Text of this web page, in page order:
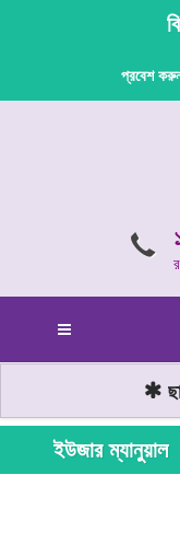
প্রবেশ
ইউজার ম্যানুয়াল